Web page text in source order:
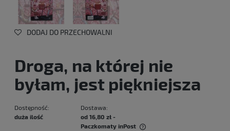
DODAJ DO PRZECHOWALNI
Droga, na której nie
byłam, jest piękniejsza
Dostępność:
duża ilość
Dostawa:
od 16,80 zł -
Paczkomaty inPost